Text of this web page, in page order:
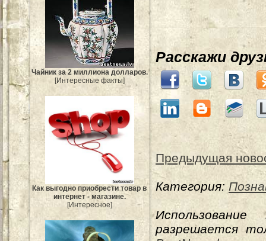
Чайник за 2 миллиона долларов.
[Интересные факты]
Как выгодно приобрести товар в
интернет - магазине.
[Интересное]
Расскажи
Предыдущая
Категория:
разрешается